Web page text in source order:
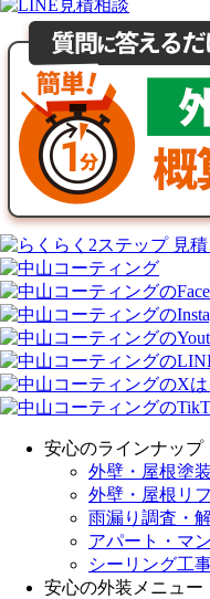
安心のラインナップ
外壁・屋根塗装
外壁・屋根リ
雨漏り調査・
アパート・マ
シーリング工
安心の外装メニュー